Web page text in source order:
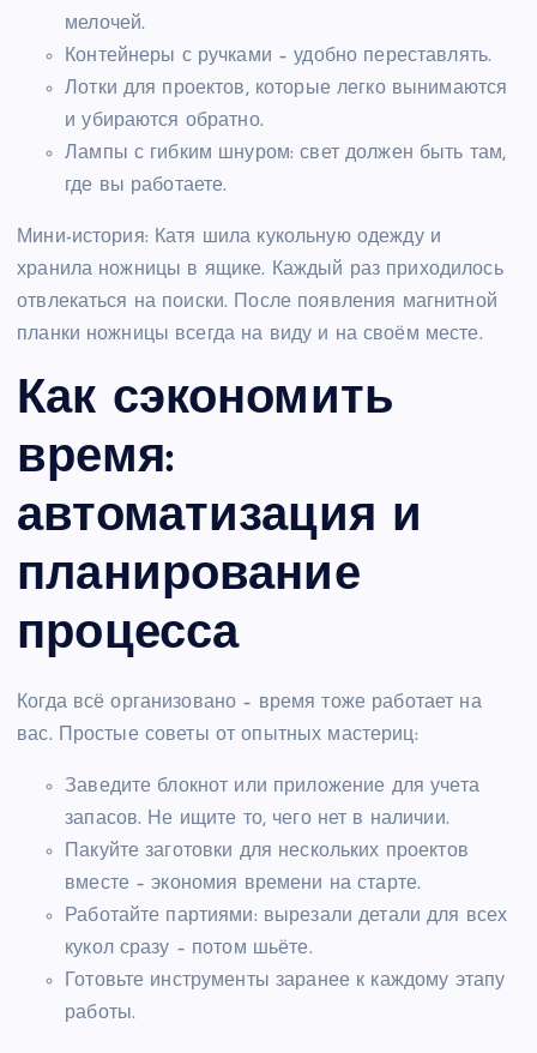
мелочей.
Контейнеры с ручками – удобно переставлять.
Лотки для проектов, которые легко вынимаются
и убираются обратно.
Лампы с гибким шнуром: свет должен быть там,
где вы работаете.
Мини-история: Катя шила кукольную одежду и
хранила ножницы в ящике. Каждый раз приходилось
отвлекаться на поиски. После появления магнитной
планки ножницы всегда на виду и на своём месте.
Как сэкономить
время:
автоматизация и
планирование
процесса
Когда всё организовано – время тоже работает на
вас. Простые советы от опытных мастериц:
Заведите блокнот или приложение для учета
запасов. Не ищите то, чего нет в наличии.
Пакуйте заготовки для нескольких проектов
вместе – экономия времени на старте.
Работайте партиями: вырезали детали для всех
кукол сразу – потом шьёте.
Готовьте инструменты заранее к каждому этапу
работы.